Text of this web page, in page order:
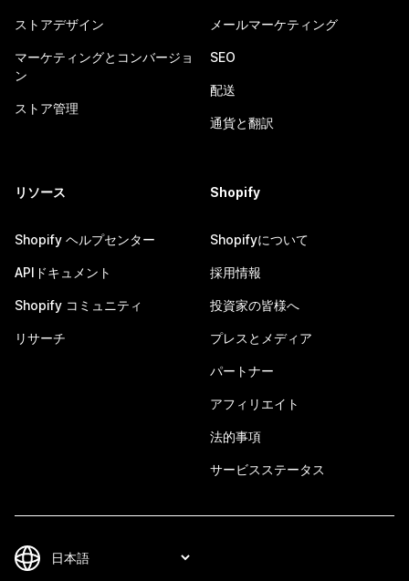
ストアデザイン
マーケティングとコンバージョ
ン
ストア管理
メールマーケティング
SEO
配送
通貨と翻訳
リソース
Shopify ヘルプセンター
APIドキュメント
Shopify コミュニティ
リサーチ
Shopify
Shopifyについて
採用情報
投資家の皆様へ
プレスとメディア
パートナー
アフィリエイト
法的事項
サービスステータス